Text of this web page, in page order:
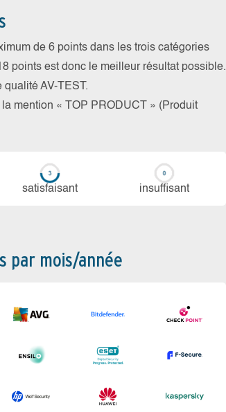
de 6 points dans les trois catégories
points est donc le meilleur résultat possible.
AV-TEST.
mention « TOP PRODUCT » (Produit
sa­tis­fai­sant in­suf­fi­sant
par mois/année